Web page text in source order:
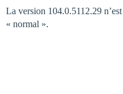
La version 104.0.5112.29
« normal ».